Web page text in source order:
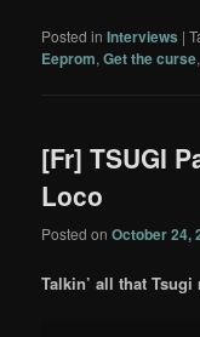
Posted in Interviews |
Eeprom,Get the curse,
[Fr] TSUGI
Loco
Posted onOctober 24,
Talkin’ all that Tsugi